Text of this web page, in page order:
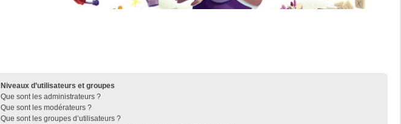
Niveaux d’utilisateurs et groupes
Que sont les administrateurs ?
Que sont les modérateurs ?
Que sont les groupes d’utilisateurs ?